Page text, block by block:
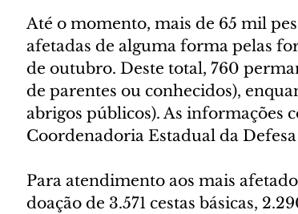
Até o momento, mais de 65 mil
afetadas de alguma forma pelas
de outubro. Deste total, 760
de parentes ou conhecidos),
abrigos públicos). As informações
Coordenadoria Estadual da
Para atendimento aos mais
doação de 3.571 cestas básicas,